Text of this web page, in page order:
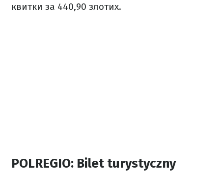
квитки за 440,90 злотих.
POLREGIO: Bilet turystyczny